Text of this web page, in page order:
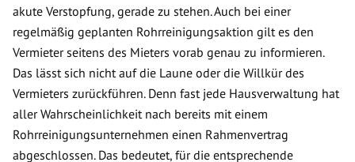
akute Verstopfung, gerade zu stehen. Auch bei einer
regelmäßig geplanten Rohrreinigungsaktion gilt es den
Vermieter seitens des Mieters vorab genau zu informieren.
Das lässt sich nicht auf die Laune oder die Willkür des
Vermieters zurückführen. Denn fast jede Hausverwaltung hat
aller Wahrscheinlichkeit nach bereits mit einem
Rohrreinigungsunternehmen einen Rahmenvertrag
abgeschlossen. Das bedeutet, für die entsprechende